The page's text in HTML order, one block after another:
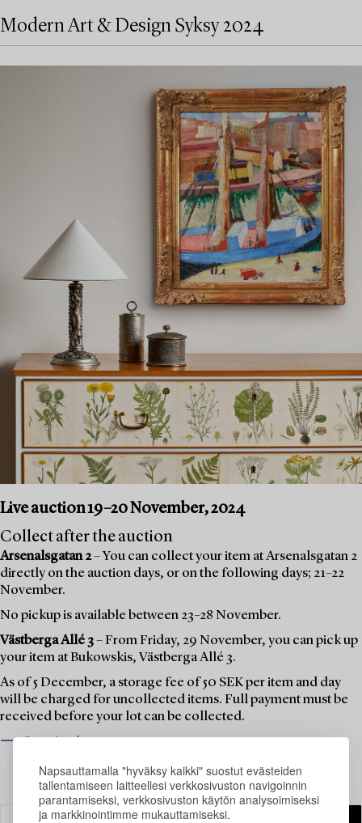
Napsauttamalla "hyväksy kaikki" suostut evästeiden
tallentamiseen laitteellesi verkkosivuston navigoinnin
parantamiseksi, verkkosivuston käytön analysoimiseksi
ja markkinointimme mukauttamiseksi.
Modern Art & Design Syksy 2024
Live auction 19–20 November, 2024
Collect after the auction
Arsenalsgatan 2– You can collect your item at Arsenalsgatan 2
directly on the auction days, or on the following days; 21–22
November.
No pickup is available between 23–28 November.
Västberga Allé 3– From Friday, 29 November, you can pick up
your item at Bukowskis, Västberga Allé 3.
As of 5 December, a storage fee of 50 SEK per item and day
will be charged for uncollected items. Full payment must be
received before your lot can be collected.
⟶ Opening hours